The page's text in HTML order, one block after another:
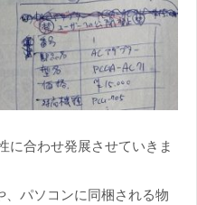
に合わせ発展させていきま
パソコンに同梱される物